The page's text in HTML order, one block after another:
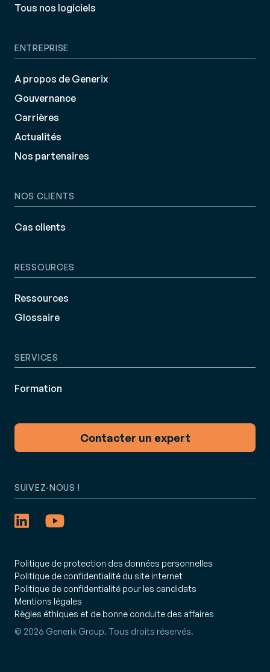
Tous nos logiciels
ENTREPRISE
A propos de Generix
Gouvernance
Carrières
Actualités
Nos partenaires
NOS CLIENTS
Cas clients
RESSOURCES
Ressources
Glossaire
SERVICES
Formation
Contacter un expert
Politique de protection des données personnelles
Politique de confidentialité du site internet
Politique de confidentialité pour les candidats
Mentions légales
Règles éthiques et de bonne conduite des affaires
© 2026 Generix Group. Tous droits réservés.
SUIVEZ-NOUS !